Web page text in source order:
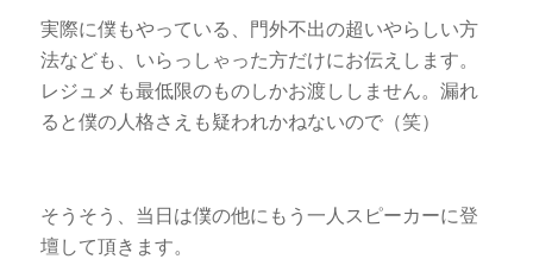
実際に僕もやっている、門外不出の超いやらしい方
法なども、いらっしゃった方だけにお伝えします。
レジュメも最低限のものしかお渡ししません。漏れ
ると僕の人格さえも疑われかねないので（笑）
そうそう、当日は僕の他にもう一人スピーカーに登
壇して頂きます。